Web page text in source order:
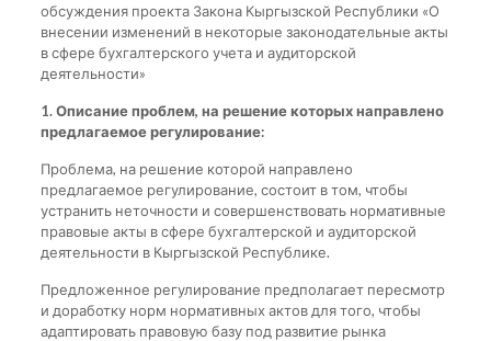
обсуждения проекта Закона Кыргызской Республики «О
внесении изменений в некоторые законодательные акты
в сфере бухгалтерского учета и аудиторской
деятельности»
1. Описание проблем, на решение которых направлено
предлагаемое регулирование:
Проблема, на решение которой направлено
предлагаемое регулирование, состоит в том, чтобы
устранить неточности и совершенствовать нормативные
правовые акты в сфере бухгалтерской и аудиторской
деятельности в Кыргызской Республике.
Предложенное регулирование предполагает пересмотр
и доработку норм нормативных актов для того, чтобы
адаптировать правовую базу под развитие рынка